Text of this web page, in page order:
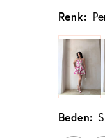
Renk:
Beden: S